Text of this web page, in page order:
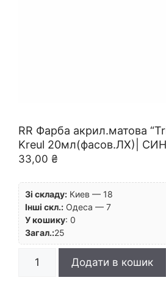
RR Фарба акрил.матова
Kreul 20мл(фасов.ЛХ)|
33,00 ₴
Зі складу: Киев — 18
Інші скл.: Одеса — 7
У кошику: 0
Загал.:25
Додати в кошик